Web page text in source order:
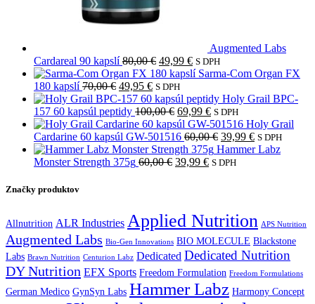
Augmented Labs
Cardareal 90 kapslí 80,00€ Pôvodná
cena
bola:
80,00 €.
49,99 €Aktuálna
cena
49,99 €.
S DPH
Sarma-Com Organ FX
180 kapslí 70,00€ Pôvodná
cena
bola:
70,00 €.
49,95 €Aktuálna
cena
je:
49,95 €.
S DPH
Holy Grail BPC-
157 60 kapsúl peptidy 100,00€ Pôvodná
cena
bola:
100,00 €.
69,99 €Aktuálna
cena
je:
69,99 €.
S DPH
Holy Grail
Cardarine 60 kapsúl GW-501516 60,00€ Pôvodná
cena
bola:
39,99 €Aktuálna
cena
S DPH
Hammer Labz
Monster Strength 375g 60,00€ Pôvodná
39,99 €Aktuálna
S DPH
Značky produktov
Allnutrition ALR Industries Applied Nutrition APS Nutrition
Augmented Labs Bio-Gen Innovations BIO MOLECULE Blackstone
Labs Brawn Nutrition Centurion Labz Dedicated Dedicated Nutrition
DY Nutrition EFX Sports Freedom Formulation Freedom Formulations
German Medico GynSyn Labs Hammer Labz Harmony Concept